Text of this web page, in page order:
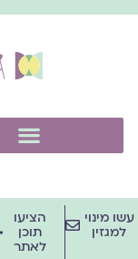
מינוי
למגזין
הציעו
תוכן
לאתר